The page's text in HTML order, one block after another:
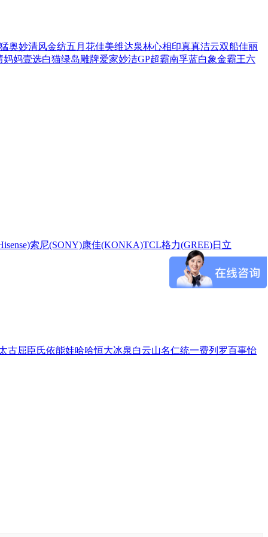
奥妙清风金纺五月花佳美维达泉林心相印真真洁云双船佳丽
妈妈壹选白猫绿岛雕牌爱家妙洁GP超霸南孚蓝白象金霸王六
索尼(SONY)康佳(KONKA)TCL格力(GREE)日立
古屈臣氏依能娃哈哈恒大冰泉白云山名仁统一费列罗百事怡